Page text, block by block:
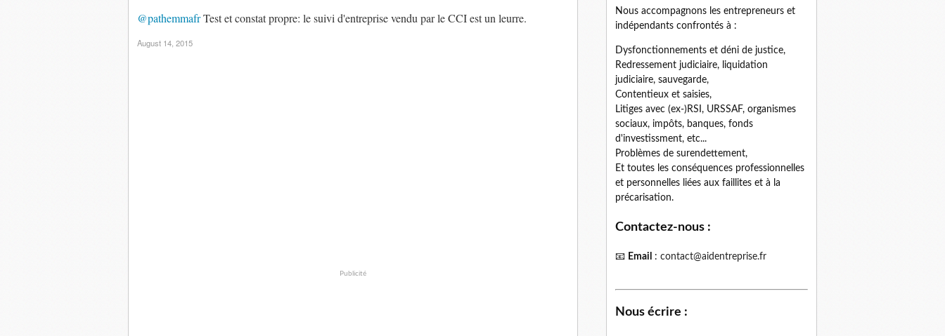
@pathemmafrTest et constat propre: le suivi d'entreprise vendu par le CCI est un leurre.
August 14, 2015
Publicité
Nous accompagnons les entrepreneurs et
indépendants confrontés à :
Dysfonctionnements et déni de justice,
Redressement judiciaire, liquidation
judiciaire, sauvegarde,
Contentieux et saisies,
Litiges avec (ex-)RSI, URSSAF, organismes
sociaux, impôts, banques, fonds
d'investissment, etc...
Problèmes de surendettement,
Et toutes les conséquences professionnelles
et personnelles liées aux faillites et à la
précarisation.
Contactez-nous :
📧 Email : contact@aidentreprise.fr
Nous écrire :